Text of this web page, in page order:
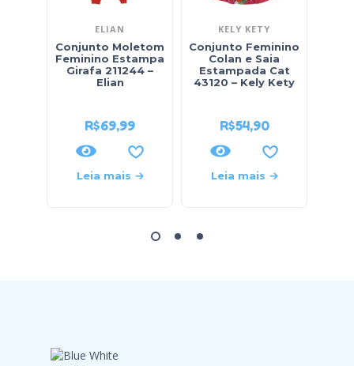
ELIAN
Conjunto Moletom
Feminino Estampa
Girafa 211244 –
Elian
R$69,99
Leia mais
KELY KETY
Conjunto Feminino
Colan e Saia
Estampada Cat
43120 – Kely Kety
R$54,90
Leia mais